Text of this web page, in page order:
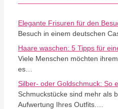
Elegante Frisuren für den
Besuch in einem deutschen
Haare waschen: 5 Tipps für
Viele Menschen möchten
es…
Silber- oder Goldschmuck: So
Schmuckstücke sind mehr als
Aufwertung Ihres Outfits.…